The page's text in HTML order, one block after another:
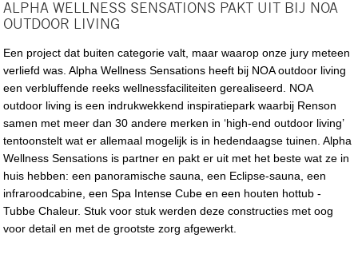
ALPHA WELLNESS SENSATIONS PAKT UIT BIJ NOA
OUTDOOR LIVING
Een project dat buiten categorie valt, maar waarop onze jury meteen
verliefd was. Alpha Wellness Sensations heeft bij NOA outdoor living
een verbluffende reeks wellnessfaciliteiten gerealiseerd. NOA
outdoor living is een indrukwekkend inspiratiepark waarbij Renson
samen met meer dan 30 andere merken in ‘high-end outdoor living’
tentoonstelt wat er allemaal mogelijk is in hedendaagse tuinen. Alpha
Wellness Sensations is partner en pakt er uit met het beste wat ze in
huis hebben: een panoramische sauna, een Eclipse-sauna, een
infraroodcabine, een Spa Intense Cube en een houten hottub -
Tubbe Chaleur. Stuk voor stuk werden deze constructies met oog
voor detail en met de grootste zorg afgewerkt.